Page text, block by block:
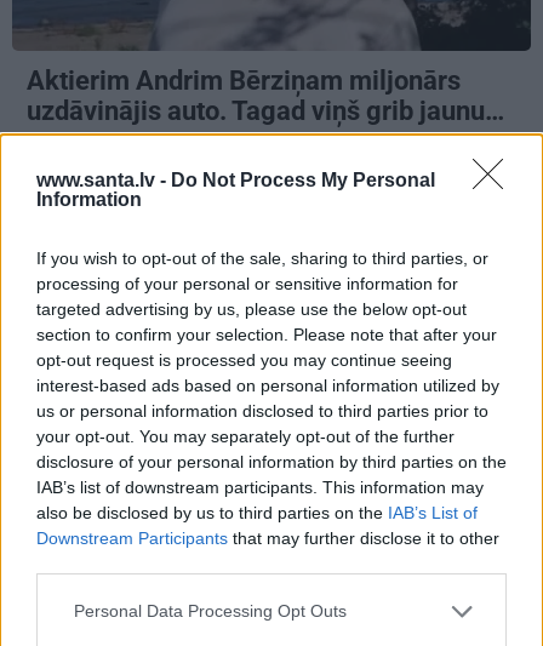
www.santa.lv - Do Not Process My Personal
Information
If you wish to opt-out of the sale, sharing to third parties, or
processing of your personal or sensitive information for
targeted advertising by us, please use the below opt-out
section to confirm your selection. Please note that after your
opt-out request is processed you may continue seeing
interest-based ads based on personal information utilized by
us or personal information disclosed to third parties prior to
your opt-out. You may separately opt-out of the further
disclosure of your personal information by third parties on the
IAB’s list of downstream participants. This information may
also be disclosed by us to third parties on the IAB’s List of
Downstream Participants that may further disclose it to other
Personal Data Processing Opt Outs
Aktierim Andrim Bērziņam miljonārs
uzdāvinājis auto. Tagad viņš grib jaunu…
PERSONĪBAS
Džilindžera mīļoto Lindu Kalniņu
piemeklējušas savādas sajūtas. Viņa
atklāj iemeslu